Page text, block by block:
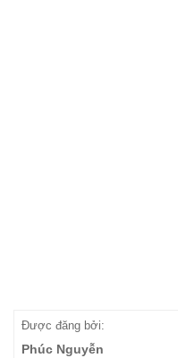
Được đăng bởi:
Phúc Nguyễn